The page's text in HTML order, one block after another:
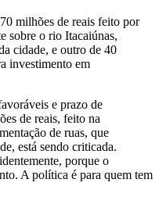
milhões de reais feito por
sobre o rio Itacaiúnas,
cidade, e outro de 40
investimento em
e prazo de
de reais, feito na
de ruas, que
está sendo criticada.
porque o
A política é para quem tem